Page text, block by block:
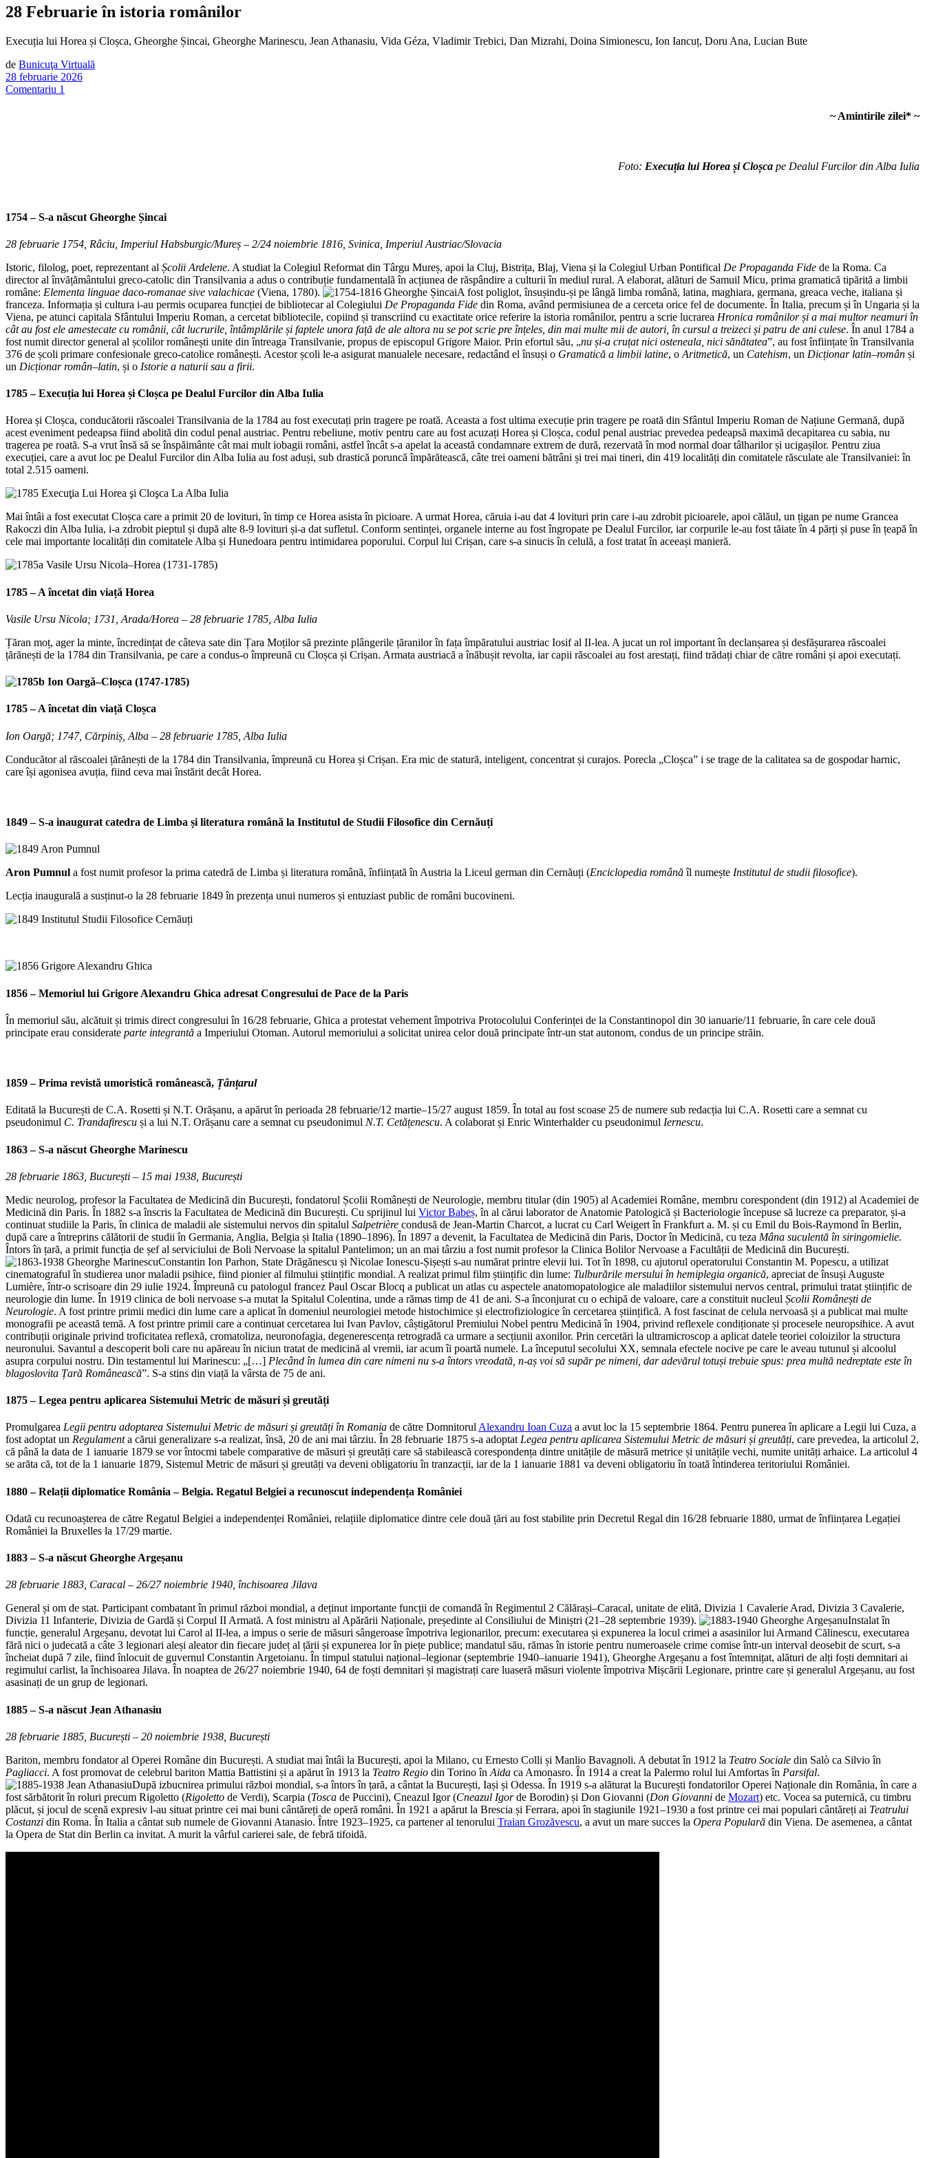
28 Februarie în istoria românilor
Execuția lui Horea și Cloșca, Gheorghe Șincai, Gheorghe Marinescu, Jean Athanasiu, Vida Géza, Vladimir Trebici, Dan Mizrahi, Doina Simionescu, Ion Iancuț, Doru Ana, Lucian Bute
de Bunicuţa Virtuală
28 februarie 2026
Comentariu 1
~ Amintirile zilei* ~
Foto: Execuția lui Horea și Cloșca pe Dealul Furcilor din Alba Iulia
1754 – S-a născut Gheorghe Șincai
28 februarie 1754, Râciu, Imperiul Habsburgic/Mureș – 2/24 noiembrie 1816, Svinica, Imperiul Austriac/Slovacia
Istoric, filolog, poet, reprezentant al Școlii Ardelene. A studiat la Colegiul Reformat din Târgu Mureș, apoi la Cluj, Bistrița, Blaj, Viena și la Colegiul Urban Pontifical De Propaganda Fide de la Roma. Ca
director al învățământului greco-catolic din Transilvania a adus o contribuție fundamentală în acțiunea de răspândire a culturii în mediul rural. A elaborat, alături de Samuil Micu, prima gramatică tipărită a limbii
române: Elementa linguae daco-romanae sive valachicae (Viena, 1780).
A fost poliglot, însușindu-și pe lângă limba română, latina, maghiara, germana, greaca veche, italiana și
franceza. Informația și cultura i-au permis ocuparea funcției de bibliotecar al Colegiului De Propaganda Fide din Roma, având permisiunea de a cerceta orice fel de documente. În Italia, precum și în Ungaria și la
Viena, pe atunci capitala Sfântului Imperiu Roman, a cercetat bibliotecile, copiind și transcriind cu exactitate orice referire la istoria românilor, pentru a scrie lucrarea Hronica românilor și a mai multor neamuri în
cât au fost ele amestecate cu românii, cât lucrurile, întâmplările și faptele unora față de ale altora nu se pot scrie pre înțeles, din mai multe mii de autori, în cursul a treizeci și patru de ani culese. În anul 1784 a
fost numit director general al școlilor românești unite din întreaga Transilvanie, propus de episcopul Grigore Maior. Prin efortul său, „nu și-a cruțat nici osteneala, nici sănătatea”, au fost înființate în Transilvania
376 de școli primare confesionale greco-catolice românești. Acestor școli le-a asigurat manualele necesare, redactând el însuși o Gramatică a limbii latine, o Aritmetică, un Catehism, un Dicționar latin–român și
un Dicționar român–latin, și o Istorie a naturii sau a firii.
1785 –Execuția lui Horea și Cloșca pe Dealul Furcilor din Alba Iulia
Horea și Cloșca, conducătorii răscoalei Transilvania de la 1784 au fost executați prin tragere pe roată. Aceasta a fost ultima execuție prin tragere pe roată din Sfântul Imperiu Roman de Națiune Germană, după
acest eveniment pedeapsa fiind abolită din codul penal austriac. Pentru rebeliune, motiv pentru care au fost acuzați Horea și Cloșca, codul penal austriac prevedea pedeapsă maximă decapitarea cu sabia, nu
tragerea pe roată. S-a vrut însă să se înspăimânte cât mai mult iobagii români, astfel încât s-a apelat la această condamnare extrem de dură, rezervată în mod normal doar tâlharilor și ucigașilor. Pentru ziua
execuției, care a avut loc pe Dealul Furcilor din Alba Iulia au fost aduși, sub drastică poruncă împărătească, câte trei oameni bătrâni și trei mai tineri, din 419 localități din comitatele răsculate ale Transilvaniei: în
total 2.515 oameni.
Mai întâi a fost executat Cloșca care a primit 20 de lovituri, în timp ce Horea asista în picioare. A urmat Horea, căruia i-au dat 4 lovituri prin care i-au zdrobit picioarele, apoi călăul, un țigan pe nume Grancea
Rakoczi din Alba Iulia, i-a zdrobit pieptul și după alte 8-9 lovituri și-a dat sufletul. Conform sentinței, organele interne au fost îngropate pe Dealul Furcilor, iar corpurile le-au fost tăiate în 4 părți și puse în țeapă în
cele mai importante localități din comitatele Alba și Hunedoara pentru intimidarea poporului. Corpul lui Crișan, care s-a sinucis în celulă, a fost tratat în aceeași manieră.
1785 – A încetat din viață Horea
Vasile Ursu Nicola; 1731, Arada/Horea – 28 februarie 1785, Alba Iulia
Țăran moț, ager la minte, încredințat de câteva sate din Țara Moților să prezinte plângerile țăranilor în fața împăratului austriac Iosif al II-lea. A jucat un rol important în declanșarea și desfășurarea răscoalei
țărănești de la 1784 din Transilvania, pe care a condus-o împreună cu Cloșca și Crișan. Armata austriacă a înăbușit revolta, iar capii răscoalei au fost arestați, fiind trădați chiar de către români și apoi executați.
1785 – A încetat din viață Cloșca
Ion Oargă; 1747, Cărpiniș, Alba – 28 februarie 1785, Alba Iulia
Conducător al răscoalei țărănești de la 1784 din Transilvania, împreună cu Horea și Crișan. Era mic de statură, inteligent, concentrat și curajos. Porecla „Cloșca” i se trage de la calitatea sa de gospodar harnic,
care își agonisea avuția, fiind ceva mai înstărit decât Horea.
1849 – S-a inaugurat catedra de Limba și literatura română la Institutul de Studii Filosofice din Cernăuți
Aron Pumnul a fost numit profesor la prima catedră de Limba și literatura română, înființată în Austria la Liceul german din Cernăuți (Enciclopedia românăîl numește Institutul de studii filosofice).
Lecția inaugurală a susținut-o la 28 februarie 1849 în prezența unui numeros și entuziast public de români bucovineni.
1856 – Memoriul lui Grigore Alexandru Ghica adresat Congresului de Pace de la Paris
În memoriul său, alcătuit și trimis direct congresului în 16/28 februarie, Ghica a protestat vehement împotriva Protocolului Conferinței de la Constantinopol din 30 ianuarie/11 februarie, în care cele două
principate erau considerate parte integrantă a Imperiului Otoman. Autorul memoriului a solicitat unirea celor două principate într-un stat autonom, condus de un principe străin.
1859 – Prima revistă umoristică românească, Țânțarul
Editată la București de C.A. Rosetti și N.T. Orășanu, a apărut în perioada 28 februarie/12 martie–15/27 august 1859. În total au fost scoase 25 de numere sub redacția lui C.A. Rosetti care a semnat cu
pseudonimul C. Trandafirescu și a lui N.T. Orășanu care a semnat cu pseudonimul N.T. Cetățenescu. A colaborat și Enric Winterhalder cu pseudonimul Iernescu.
1863 – S-a născut Gheorghe Marinescu
28 februarie 1863, București – 15 mai 1938, București
Medic neurolog, profesor la Facultatea de Medicină din București, fondatorul Școlii Românești de Neurologie, membru titular (din 1905) al Academiei Române, membru corespondent (din 1912) al Academiei de
Medicină din Paris. În 1882 s-a înscris la Facultatea de Medicină din București. Cu sprijinul lui Victor Babeș, în al cărui laborator de Anatomie Patologică și Bacteriologie începuse să lucreze ca preparator, și-a
continuat studiile la Paris, în clinica de maladii ale sistemului nervos din spitalul Salpetrière condusă de Jean-Martin Charcot, a lucrat cu Carl Weigert în Frankfurt a. M. și cu Emil du Bois-Raymond în Berlin,
după care a întreprins călătorii de studii în Germania, Anglia, Belgia și Italia (1890–1896). În 1897 a devenit, la Facultatea de Medicină din Paris, Doctor în Medicină, cu teza Mâna suculentă în siringomielie.
Întors în țară, a primit funcția de șef al serviciului de Boli Nervoase la spitalul Pantelimon; un an mai târziu a fost numit profesor la Clinica Bolilor Nervoase a Facultății de Medicină din București.
Constantin Ion Parhon, State Drăgănescu și Nicolae Ionescu-Șișești s-au numărat printre elevii lui. Tot în 1898, cu ajutorul operatorului Constantin M. Popescu, a utilizat
cinematograful în studierea unor maladii psihice, fiind pionier al filmului științific mondial. A realizat primul film științific din lume: Tulburările mersului în hemiplegia organică, apreciat de însuși Auguste
Lumière, într-o scrisoare din 29 iulie 1924. Împreună cu patologul francez Paul Oscar Blocq a publicat un atlas cu aspectele anatomopatologice ale maladiilor sistemului nervos central, primului tratat științific de
neurologie din lume. În 1919 clinica de boli nervoase s-a mutat la Spitalul Colentina, unde a rămas timp de 41 de ani. S-a înconjurat cu o echipă de valoare, care a constituit nucleul Școlii Românești de
Neurologie. A fost printre primii medici din lume care a aplicat în domeniul neurologiei metode histochimice și electrofiziologice în cercetarea științifică. A fost fascinat de celula nervoasă și a publicat mai multe
monografii pe această temă. A fost printre primii care a continuat cercetarea lui Ivan Pavlov, câștigătorul Premiului Nobel pentru Medicină în 1904, privind reflexele condiționate și procesele neuropsihice. A avut
contribuții originale privind troficitatea reflexă, cromatoliza, neuronofagia, degenerescența retrogradă ca urmare a secțiunii axonilor. Prin cercetări la ultramicroscop a aplicat datele teoriei coloizilor la structura
neuronului. Savantul a descoperit boli care nu apăreau în niciun tratat de medicină al vremii, iar acum îi poartă numele. La începutul secolului XX, semnala efectele nocive pe care le aveau tutunul și alcoolul
asupra corpului nostru. Din testamentul lui Marinescu: „[…] Plecând în lumea din care nimeni nu s-a întors vreodată, n-aș voi să supăr pe nimeni, dar adevărul totuși trebuie spus: prea multă nedreptate este în
blagoslovita Țară Românească”. S-a stins din viață la vârsta de 75 de ani.
1875 – Legea pentru aplicarea Sistemului Metric de măsuri și greutăți
Promulgarea Legii pentru adoptarea Sistemului Metric de măsuri și greutăți în Romania de către Domnitorul Alexandru Ioan Cuza a avut loc la 15 septembrie 1864. Pentru punerea în aplicare a Legii lui Cuza, a
fost adoptat un Regulamenta cărui generalizare s-a realizat, însă, 20 de ani mai târziu. În 28 februarie 1875 s-a adoptat Legea pentru aplicarea Sistemului Metric de măsuri și greutăți, care prevedea, la articolul 2,
că până la data de 1 ianuarie 1879 se vor întocmi tabele comparative de măsuri și greutăți care să stabilească corespondența dintre unitățile de măsură metrice și unitățile vechi, numite unități arhaice. La articolul 4
se arăta că, tot de la 1 ianuarie 1879, Sistemul Metric de măsuri și greutăți va deveni obligatoriu în tranzacții, iar de la 1 ianuarie 1881 va deveni obligatoriu în toată întinderea teritoriului României.
1880 – Relații diplomatice România – Belgia. Regatul Belgiei a recunoscut independența României
Odată cu recunoașterea de către Regatul Belgiei a independenței României, relațiile diplomatice dintre cele două țări au fost stabilite prin Decretul Regal din 16/28 februarie 1880, urmat de înființarea Legației
României la Bruxelles la 17/29 martie.
1883 – S-a născut Gheorghe Argeșanu
28 februarie 1883, Caracal – 26/27 noiembrie 1940, închisoarea Jilava
General și om de stat. Participant combatant în primul război mondial, a deținut importante funcții de comandă în Regimentul 2 Călărași–Caracal, unitate de elită, Divizia 1 Cavalerie Arad, Divizia 3 Cavalerie,
Divizia 11 Infanterie, Divizia de Gardă și Corpul II Armată. A fost ministru al Apărării Naționale, președinte al Consiliului de Miniștri (21–28 septembrie 1939).
Instalat în
funcție, generalul Argeșanu, devotat lui Carol al II-lea, a impus o serie de măsuri sângeroase împotriva legionarilor, precum: executarea și expunerea la locul crimei a asasinilor lui Armand Călinescu, executarea
fără nici o judecată a câte 3 legionari aleși aleator din fiecare județ al țării și expunerea lor în piețe publice; mandatul său, rămas în istorie pentru numeroasele crime comise într-un interval deosebit de scurt, s-a
încheiat după 7 zile, fiind înlocuit de guvernul Constantin Argetoianu. În timpul statului național–legionar (septembrie 1940–ianuarie 1941), Gheorghe Argeșanu a fost întemnițat, alături de alți foști demnitari ai
regimului carlist, la închisoarea Jilava. În noaptea de 26/27 noiembrie 1940, 64 de foști demnitari și magistrați care luaseră măsuri violente împotriva Mișcării Legionare, printre care și generalul Argeșanu, au fost
asasinați de un grup de legionari.
1885 – S-a născut Jean Athanasiu
28 februarie 1885, București – 20 noiembrie 1938, București
Bariton, membru fondator al Operei Române din București. A studiat mai întâi la București, apoi la Milano, cu Ernesto Colli și Manlio Bavagnoli. A debutat în 1912 la Teatro Sociale din Salò ca Silvio în
Pagliacci. A fost promovat de celebrul bariton Mattia Battistini și a apărut în 1913 la Teatro Regio din Torino în Aida ca Amonasro. În 1914 a creat la Palermo rolul lui Amfortas în Parsifal.
După izbucnirea primului război mondial, s-a întors în țară, a cântat la București, Iași și Odessa. În 1919 s-a alăturat la București fondatorilor Operei Naționale din România, în care a
fost sărbătorit în roluri precum Rigoletto (Rigoletto de Verdi), Scarpia (Tosca de Puccini), Cneazul Igor (Cneazul Igorde Borodin) și Don Giovanni (Don Giovanni de Mozart) etc. Vocea sa puternică, cu timbru
plăcut, și jocul de scenă expresiv l-au situat printre cei mai buni cântăreți de operă români. În 1921 a apărut la Brescia și Ferrara, apoi în stagiunile 1921–1930 a fost printre cei mai populari cântăreți ai Teatrului
Costanzi din Roma. În Italia a cântat sub numele de Giovanni Atanasio. Între 1923–1925, ca partener al tenorului Traian Grozăvescu, a avut un mare succes la Opera Populară din Viena. De asemenea, a cântat
la Opera de Stat din Berlin ca invitat. A murit la vârful carierei sale, de febră tifoidă.